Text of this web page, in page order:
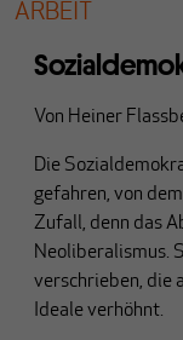
ARBEIT
Von Heiner
Die
gefahren, von
Zufall, denn das
Neoliberalismus.
verschrieben, die
Ideale verhöhnt.